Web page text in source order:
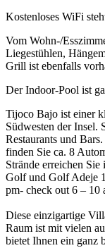
Kostenloses WiFi
Vom Wohn-/
Liegestühlen,
Grill ist ebenfalls
Der Indoor-Pool ist
Tijoco Bajo ist einer
Südwesten der Insel.
Restaurants und
finden Sie ca. 8
Strände erreichen
Golf und Golf Adeje
pm- check out 6 – 10
Diese einzigartige
Raum ist mit vielen
bietet Ihnen ein ganz